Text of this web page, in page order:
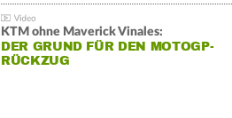
KTM ohne Maverick Vinales:
DER GRUND FÜR DEN MOTOGP-
RÜCKZUG